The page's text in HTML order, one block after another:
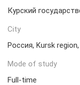
Курский
City
Россия, Kursk
Mode of study
Full-time